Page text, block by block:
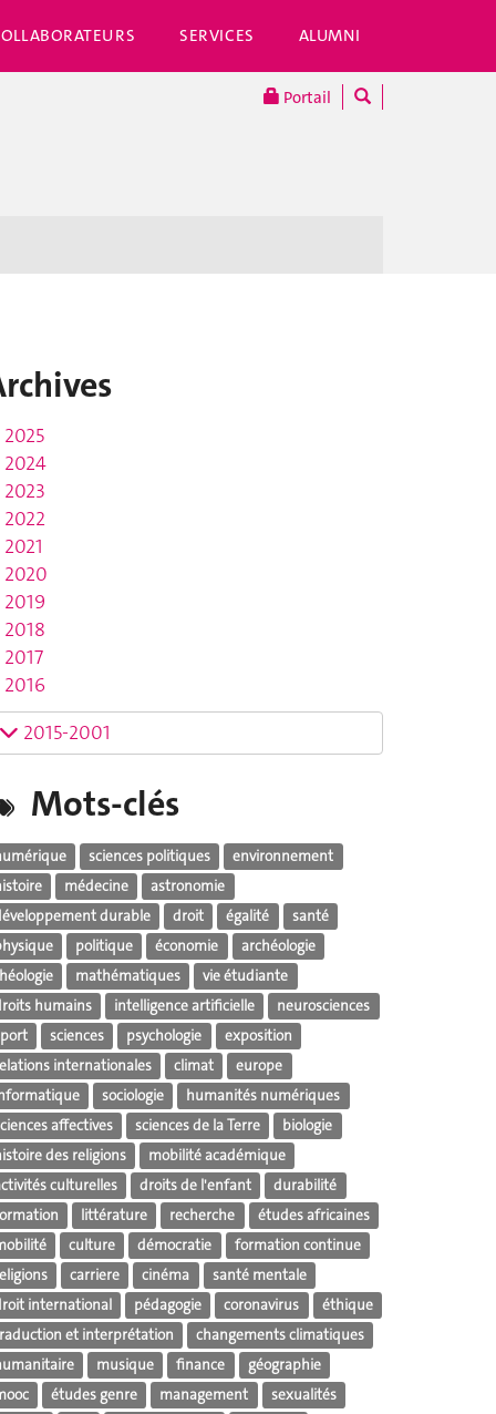
SERVICES ALUMNI
Portail
2025
2024
2023
2022
2021
2020
2019
2018
2017
2016
2015-2001
Mots-clés
sciences politiques
environnement
médecine
astronomie
durable
droit égalité
santé
politique économie
archéologie
mathématiques
vie étudiante
humains
intelligence artificielle
neurosciences
sciences psychologie
exposition
internationales
climat
europe
sociologie
humanités numériques
affectives
sciences de la Terre
biologie
des religions
mobilité académique
culturelles
droits de l'enfant
durabilité
littérature recherche
études africaines
culture démocratie
formation continue
carriere cinéma
santé mentale
international
pédagogie coronavirus
éthique
et interprétation
changements climatiques
musique finance
géographie
études genre management
sexualités